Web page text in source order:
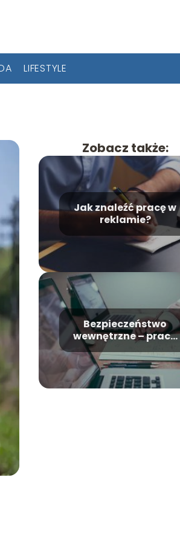
LIFESTYLE
Zobacz także:
Jak znaleźć pracę w
reklamie?
Bezpieczeństwo
wewnętrzne – praca
po ukończeniu
studiów